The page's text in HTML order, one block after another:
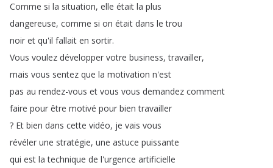
Comme si la situation, elle était la plus
dangereuse, comme si on était dans le trou
noir et qu'il fallait en sortir.
Vous voulez développer votre business,travailler,
mais vous sentez que la motivation n'est
pas au rendez-vous et vous vous demandez comment
faire pour être motivé pour bien travailler
? Et bien dans cette vidéo, je vais vous
révéler une stratégie, une astuce puissante
qui est la technique de l'urgence artificielle